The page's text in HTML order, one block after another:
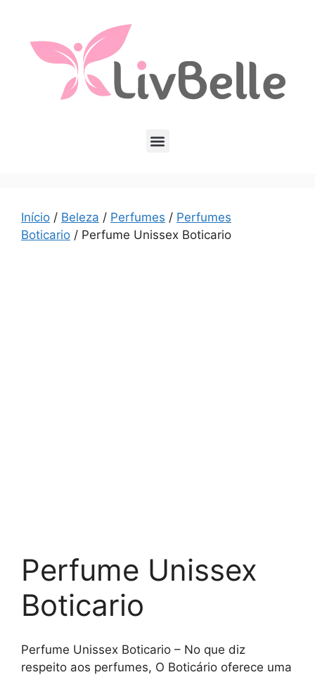
Início / Beleza / Perfumes / Perfumes
Boticario / Perfume Unissex Boticario
Perfume Unissex
Boticario
Perfume Unissex Boticario – No que diz
respeito aos perfumes, O Boticário oferece uma